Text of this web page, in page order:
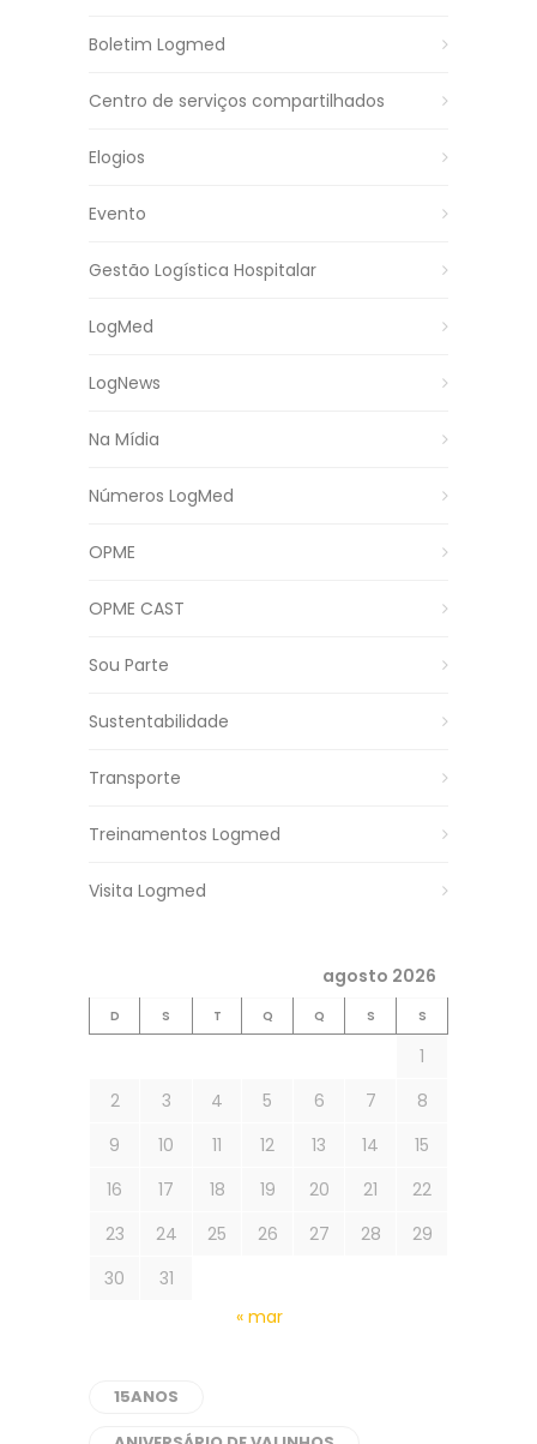
Boletim Logmed
Centro de serviços compartilhados
Elogios
Evento
Gestão Logística Hospitalar
LogMed
LogNews
Na Mídia
Números LogMed
OPME
OPME CAST
Sou Parte
Sustentabilidade
Transporte
Treinamentos Logmed
Visita Logmed
agosto 2026
D S T Q Q S S
1
2
3 4 5 6 7
8
9
10 11 12 13 14
15
16
17 18 19 20 21
22
23
24 25 26 27 28
29
30
31
« mar
15ANOS